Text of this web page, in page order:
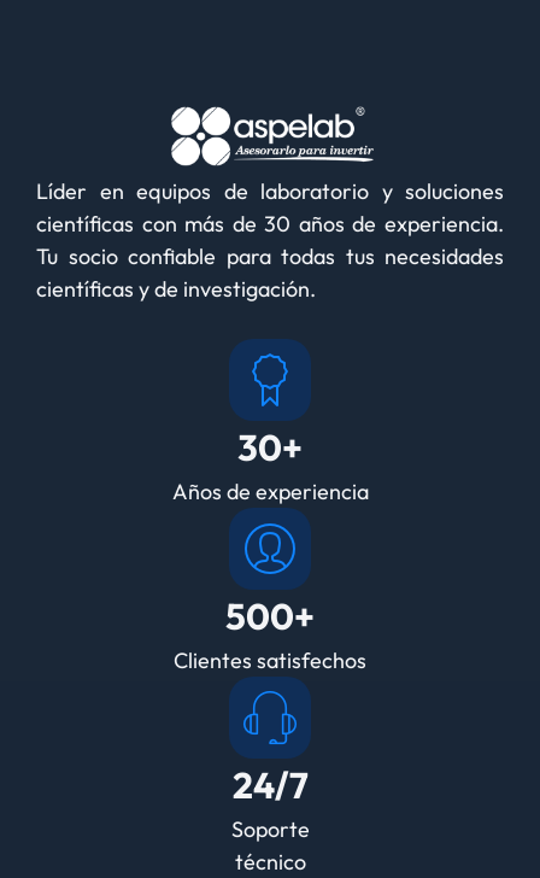
Líder en equipos de laboratorio y soluciones
científicas con más de 30 años de experiencia.
Tu socio confiable para todas tus necesidades
científicas y de investigación.
30+
Años de experiencia
500+
Clientes satisfechos
24/7
Soporte
técnico